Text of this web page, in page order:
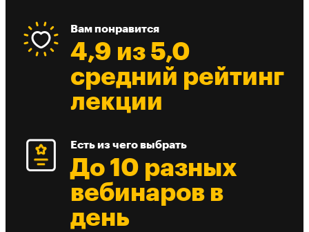
Вам понравится
4,9 из 5,0
средний рейтинг
лекции
Есть из чего выбрать
До 10 разных
вебинаров в
день